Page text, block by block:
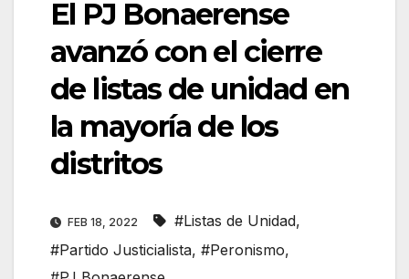
El PJ Bonaerense
avanzó con el cierre
de listas de unidad en
la mayoría de los
distritos
FEB 18, 2022 #Listas de Unidad,
#Partido Justicialista, #Peronismo,